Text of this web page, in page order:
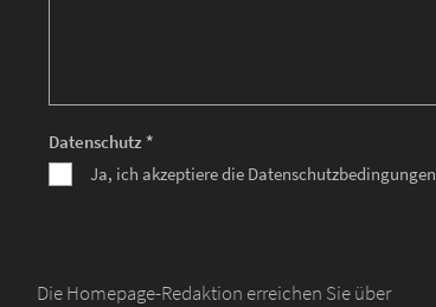
Datenschutz *
Ja, ich akzeptiere die Datenschutzbedingungen
Die Homepage-Redaktion erreichen Sie über